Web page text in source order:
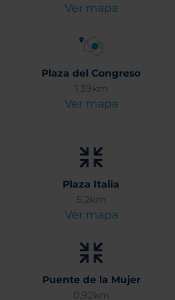
Ver mapa
Plaza del Congreso
1.39km
Ver mapa
Plaza Italia
5.2km
Ver mapa
Puente de la Mujer
0.92km